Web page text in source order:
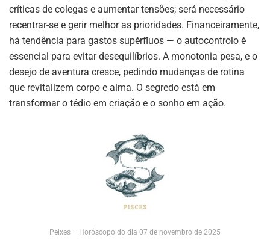
críticas de colegas e aumentar tensões; será necessário
recentrar-se e gerir melhor as prioridades. Financeiramente,
há tendência para gastos supérfluos — o autocontrolo é
essencial para evitar desequilíbrios. A monotonia pesa, e o
desejo de aventura cresce, pedindo mudanças de rotina
que revitalizem corpo e alma. O segredo está em
transformar o tédio em criação e o sonho em ação.
Peixes – Horóscopo do dia 07 de novembro de 2025